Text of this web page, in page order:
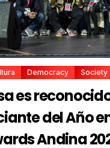
Democracy Society
es
del Año
Andina